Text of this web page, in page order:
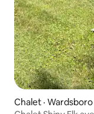
Chalet · Wardsboro